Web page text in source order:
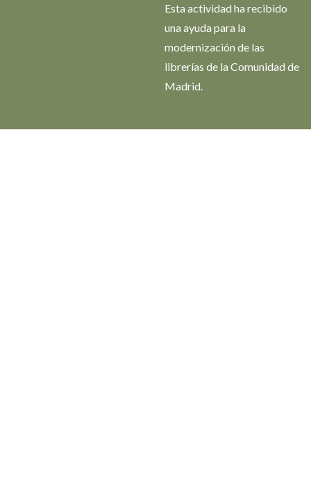
Esta actividad ha recibido
una ayuda para la
modernización de las
librerías de la Comunidad de
Madrid.